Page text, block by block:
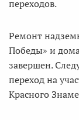
переходов.
Ремонт
Победы» и
завершен.
переход на
Красного